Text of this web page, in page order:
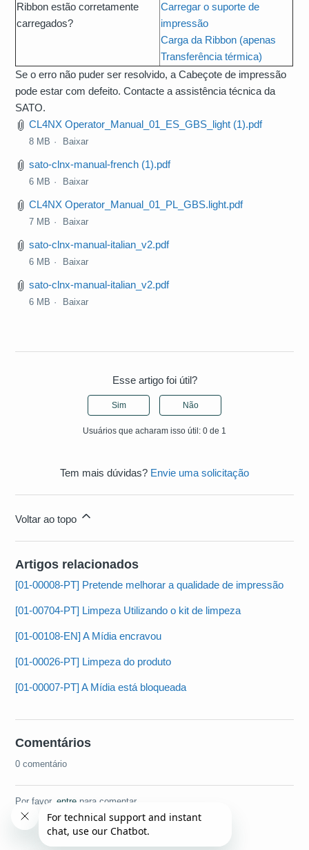
Ribbon estão corretamente
carregados?
Carregar o suporte de
impressão
Carga da Ribbon (apenas
Transferência térmica)
Se o erro não puder ser resolvido, a Cabeçote de impressão
pode estar com defeito. Contacte a assistência técnica da
SATO.
CL4NX Operator_Manual_01_ES_GBS_light (1).pdf
8 MB Baixar
sato-clnx-manual-french (1).pdf
6 MB Baixar
CL4NX Operator_Manual_01_PL_GBS.light.pdf
7 MB Baixar
sato-clnx-manual-italian_v2.pdf
6 MB Baixar
sato-clnx-manual-italian_v2.pdf
6 MB Baixar
Esse artigo foi útil?
Sim Não
Usuários que acharam isso útil: 0 de 1
Tem mais dúvidas? Envie uma solicitação
Voltar ao topo
Artigos relacionados
[01-00008-PT] Pretende melhorar a qualidade de impressão
[01-00704-PT] Limpeza Utilizando o kit de limpeza
[01-00108-EN] A Mídia encravou
[01-00026-PT] Limpeza do produto
[01-00007-PT] A Mídia está bloqueada
Comentários
0 comentário
Por favor,entre para comentar.